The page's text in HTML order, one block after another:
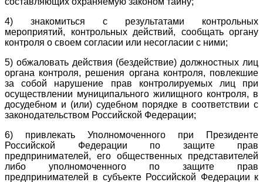
4) знакомиться с результатами контрольных
мероприятий, контрольных действий, сообщать органу
контроля о своем согласии или несогласии с ними;
5) обжаловать действия (бездействие) должностных лиц
органа контроля, решения органа контроля, повлекшие
за собой нарушение прав контролируемых лиц при
осуществлении муниципального жилищного контроля, в
досудебном и (или) судебном порядке в соответствии с
законодательством Российской Федерации;
6) привлекать Уполномоченного при Президенте
Российской Федерации по защите прав
предпринимателей, его общественных представителей
либо уполномоченного по защите прав
предпринимателей в субъекте Российской Федерации к